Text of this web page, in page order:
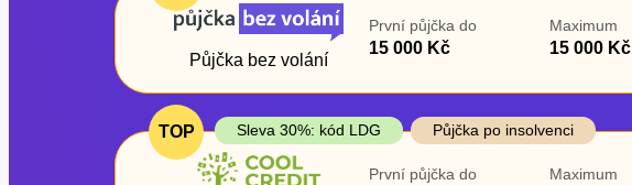
Půjčka bez volání
První půjčka do
15 000 Kč
Maximum
15 000 Kč
TOP Sleva 30%: kód LDG Půjčka po insolvenci
První půjčka do Maximum